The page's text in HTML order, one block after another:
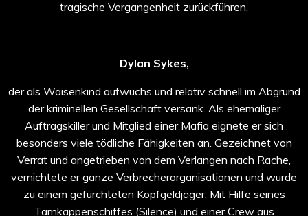
tragische Vergangenheit zurückführen.
Dylan Sykes,
der als Waisenkind aufwuchs und relativ schnell im Abgrund
der kriminellen Gesellschaft versank. Als ehemaliger
Auftragskiller und Mitglied einer Mafia eignete er sich
besonders viele tödliche Fähigkeiten an. Gezeichnet von
Verrat und angetrieben von dem Verlangen nach Rache,
vernichtete er ganze Verbrecherorganisationen und wurde
zu einem gefürchteten Kopfgeldjäger. Mit Hilfe seines
Tarnkappenschiffes (Silence) und einer Crew aus